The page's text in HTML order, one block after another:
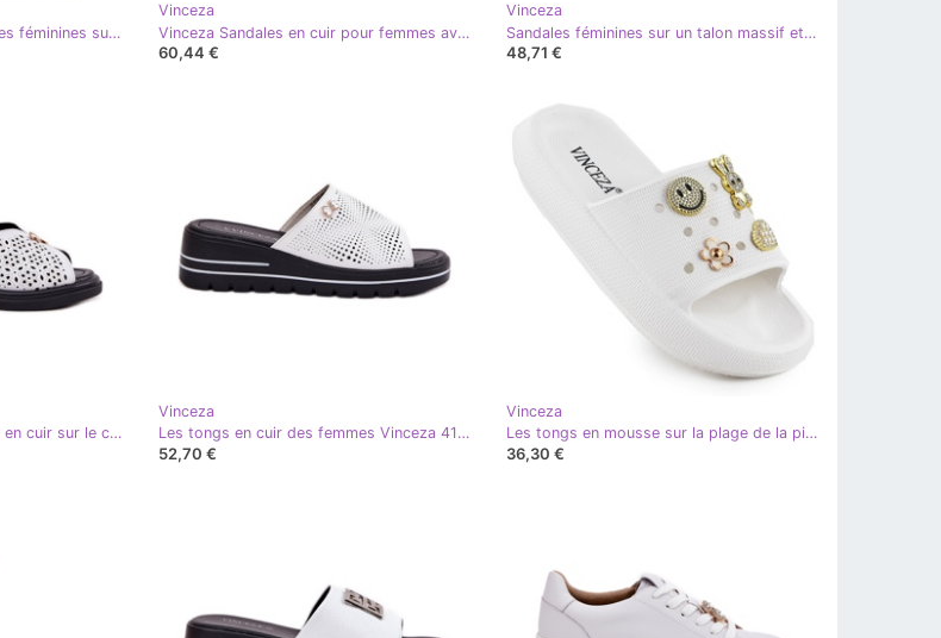
Vinceza Élégants pantoufles féminines sur un bloc avec un détail doré Vincez 62229 blanc
Vinceza
Vinceza Sandales en cuir pour femmes avec la décoration de Vincez 66757 White blanc
60,44 €
Vinceza
Sandales féminines sur un talon massif et la plate-forme Vinceza 17387 White blanc
48,71 €
Sandales féminines en cuir en cuir sur le coin Vinceza 79529 blanc
Vinceza
Les tongs en cuir des femmes Vinceza 41477 blanc
52,70 €
Vinceza
Les tongs en mousse sur la plage de la piscine sur la plate-forme blanche décorée Vinceza 76055
36,30 €